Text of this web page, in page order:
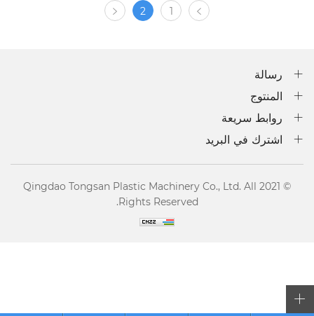
1
2
رسالة
المنتوج
روابط سريعة
اشترك في البريد
© 2021 Qingdao Tongsan Plastic Machinery Co., Ltd. All
Rights Reserved.